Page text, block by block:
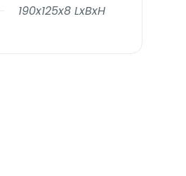
190x125x8 LxBxH